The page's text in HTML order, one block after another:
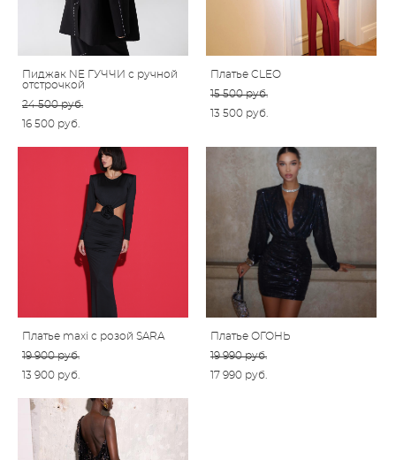
Пиджак NE ГУЧЧИ с ручной
отстрочкой
24 500 pуб.
16 500 pуб.
Платье CLEO
15 500 pуб.
13 500 pуб.
Платье maxi с розой SARA
19 900 pуб.
13 900 pуб.
Платье ОГОНЬ
19 990 pуб.
17 990 pуб.